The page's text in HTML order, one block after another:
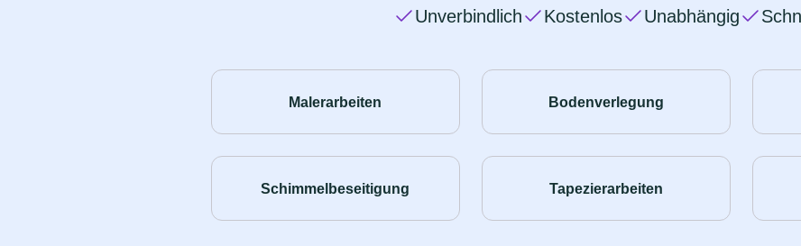
Unverbindlich Kostenlos Unabhängig
Malerarbeiten Bodenverlegung
Schimmelbeseitigung Tapezierarbeiten